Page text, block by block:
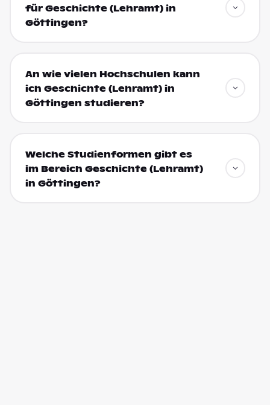
für Geschichte (Lehramt) in
Göttingen?
An wie vielen Hochschulen kann
ich Geschichte (Lehramt) in
Göttingen studieren?
Welche Studienformen gibt es
im Bereich Geschichte (Lehramt)
in Göttingen?